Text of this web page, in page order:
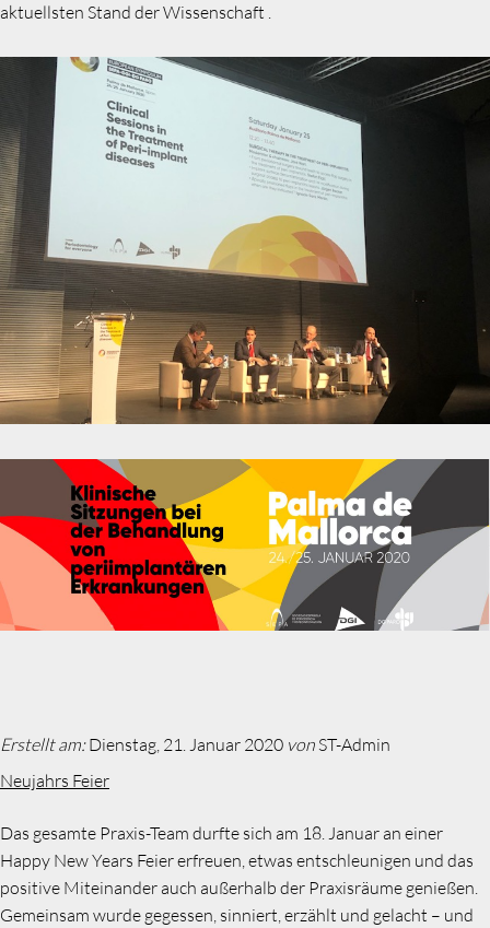
aktuellsten Stand der Wissenschaft .
Erstellt am:Dienstag, 21. Januar 2020 vonST-Admin
Neujahrs Feier
Das gesamte Praxis-Team durfte sich am 18. Januar an einer
Happy New Years Feier erfreuen, etwas entschleunigen und das
positive Miteinander auch außerhalb der Praxisräume genießen.
Gemeinsam wurde gegessen, sinniert, erzählt und gelacht – und